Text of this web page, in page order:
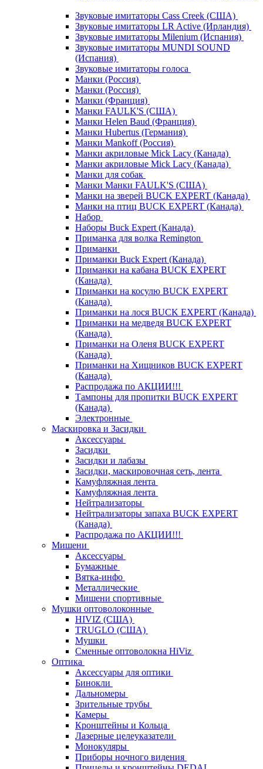
Звуковые имитаторы Cass Creek (США)
Звуковые имитаторы LR Active (Ирландия)
Звуковые имитаторы Milenium (Испания)
Звуковые имитаторы MUNDI SOUND
(Испания)
Звуковые имитаторы голоса
Манки (Россия)
Манки (Россия)
Манки (Франция)
Манки FAULK'S (США)
Манки Helen Baud (Франция)
Манки Hubertus (Германия)
Манки Mankoff (Россия)
Манки акриловые Mick Lacy (Канада)
Манки акриловые Mick Lacy (Канада)
Манки для собак
Манки Манки FAULK'S (США)
Манки на зверей BUCK EXPERT (Канада)
Манки на птиц BUCK EXPERT (Канада)
Набор
Наборы Buck Expert (Канада)
Приманка для волка Remington
Приманки
Приманки Buck Expert (Канада)
Приманки на кабана BUCK EXPERT
(Канада)
Приманки на косулю BUCK EXPERT
(Канада)
Приманки на лося BUCK EXPERT (Канада)
Приманки на медведя BUCK EXPERT
(Канада)
Приманки на Оленя BUCK EXPERT
(Канада)
Приманки на Хищников BUCK EXPERT
(Канада)
Распродажа по АКЦИИ!!!
Тампоны для пропитки BUCK EXPERT
(Канада)
Электронные
Маскировка и Засидки
Аксессуары
Засидки
Засидки и лабазы
Засидки, маскировочная сеть, лента
Камуфляжная лента
Камуфляжная лента
Нейтрализаторы
Нейтрализаторы запаха BUCK EXPERT
(Канада)
Распродажа по АКЦИИ!!!
Мишени
Аксессуары
Бумажные
Вятка-инфо
Металлические
Мишени спортивные
Мушки оптоволоконные
HIVIZ (США)
TRUGLO (США)
Мушки
Сменные оптоволокна HiViz
Оптика
Аксессуары для оптики
Бинокли
Дальномеры
Зрительные трубы
Камеры
Кронштейны и Кольца
Лазерные целеуказатели
Монокуляры
Приборы ночного видения